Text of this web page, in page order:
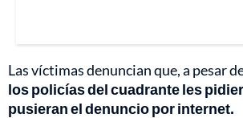
Las víctimas denuncian que, a pesar
los policías del cuadrante les
pusieran el denuncio por internet.